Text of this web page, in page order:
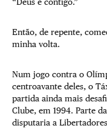
Então, de repente,
minha volta.
Num jogo contra o
centroavante deles, o
partida ainda mais
Clube, em 1994. Parte
disputaria a